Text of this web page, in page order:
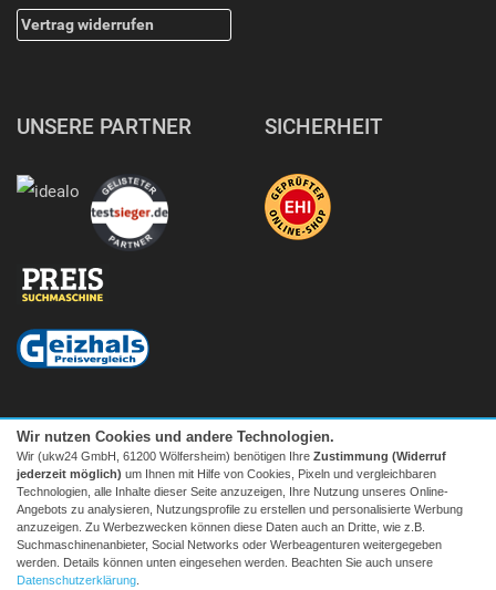
Vertrag widerrufen
UNSERE PARTNER SICHERHEIT
Facebook| twitter
Wir nutzen Cookies und andere Technologien.
Wir (ukw24 GmbH, 61200 Wölfersheim) benötigen Ihre Zustimmung (Widerruf
jederzeit möglich) um Ihnen mit Hilfe von Cookies, Pixeln und vergleichbaren
Technologien, alle Inhalte dieser Seite anzuzeigen, Ihre Nutzung unseres Online-
Angebots zu analysieren, Nutzungsprofile zu erstellen und personalisierte Werbung
anzuzeigen. Zu Werbezwecken können diese Daten auch an Dritte, wie z.B.
Suchmaschinenanbieter, Social Networks oder Werbeagenturen weitergegeben
werden. Details können unten eingesehen werden. Beachten Sie auch unsere
Datenschutzerklärung